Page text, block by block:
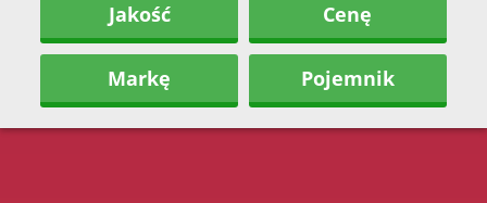
Jakość Cenę
Markę Pojemnik